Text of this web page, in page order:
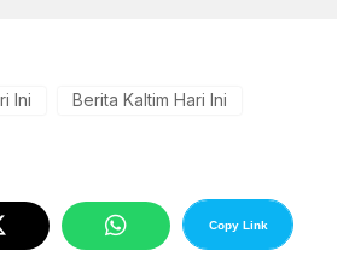
Ini Berita Kaltim Hari Ini
Copy Link